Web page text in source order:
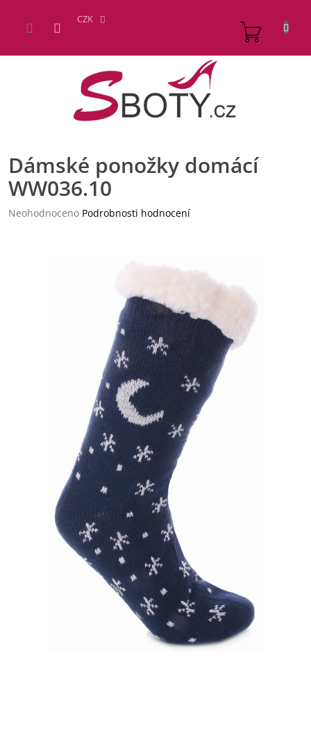
obsah
CZK
Dámské ponožky domácí
WW036.10
Průměrné
Neohodnoceno Podrobnosti hodnocení